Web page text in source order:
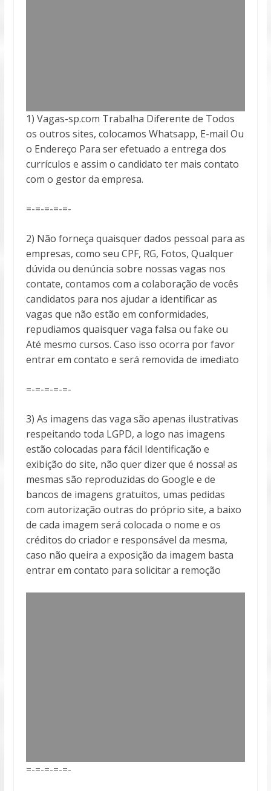
1) Vagas-sp.com Trabalha Diferente de Todos
os outros sites, colocamos Whatsapp, E-mail Ou
o Endereço Para ser efetuado a entrega dos
currículos e assim o candidato ter mais contato
com o gestor da empresa.
=-=-=-=-=-
2) Não forneça quaisquer dados pessoal para as
empresas, como seu CPF, RG, Fotos, Qualquer
dúvida ou denúncia sobre nossas vagas nos
contate, contamos com a colaboração de vocês
candidatos para nos ajudar a identificar as
vagas que não estão em conformidades,
repudiamos quaisquer vaga falsa ou fake ou
Até mesmo cursos. Caso isso ocorra por favor
entrar em contato e será removida de imediato
=-=-=-=-=-
3) As imagens das vaga são apenas ilustrativas
respeitando toda LGPD, a logo nas imagens
estão colocadas para fácil Identificação e
exibição do site, não quer dizer que é nossa! as
mesmas são reproduzidas do Google e de
bancos de imagens gratuitos, umas pedidas
com autorização outras do próprio site, a baixo
de cada imagem será colocada o nome e os
créditos do criador e responsável da mesma,
caso não queira a exposição da imagem basta
entrar em contato para solicitar a remoção
=-=-=-=-=-